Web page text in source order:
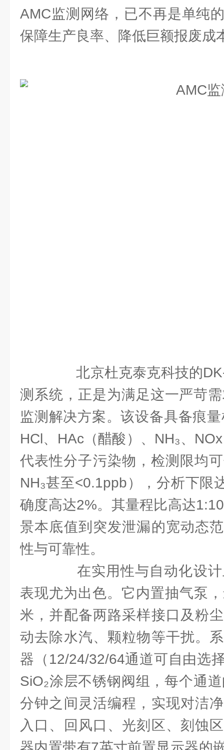
AMC监测网络，已不再是单纯
保障生产良率、降低巨额报废成
北京杜克泰克科技的DK-
测系统，正是为满足这一严苛
监测解决方案。该设备具备痕
HCl、HAc（醋酸）、NH₃、
代表性分子污染物，检测限均
NH₃甚至<0.1ppb），分析下限
确度高达2%。其量程比高达
景本底值到突发泄漏的宽动态
性与可靠性。
在实用性与自动化设计
表现尤为出色。它内置抽气泵
米，并配备两路采样接口及粉
动去除水汽、颗粒物等干扰。
器（12/24/32/64通道可自由选
SiO₂涂层不锈钢阀组，每个通
分钟之间灵活编程，实现对洁
入口、回风口、光刻区、刻蚀